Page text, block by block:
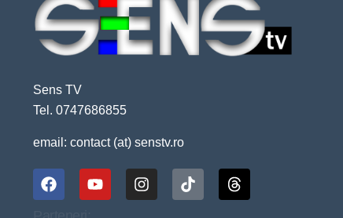
Sens TV
Tel. 0747686855
email: contact (at) senstv.ro